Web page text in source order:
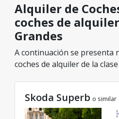
Alquiler de
coches de
Grandes
A continuación se presenta
coches de alquiler de la
modelo ideal de la categoría
tarifas excelentes desde
Skoda Superb o similar